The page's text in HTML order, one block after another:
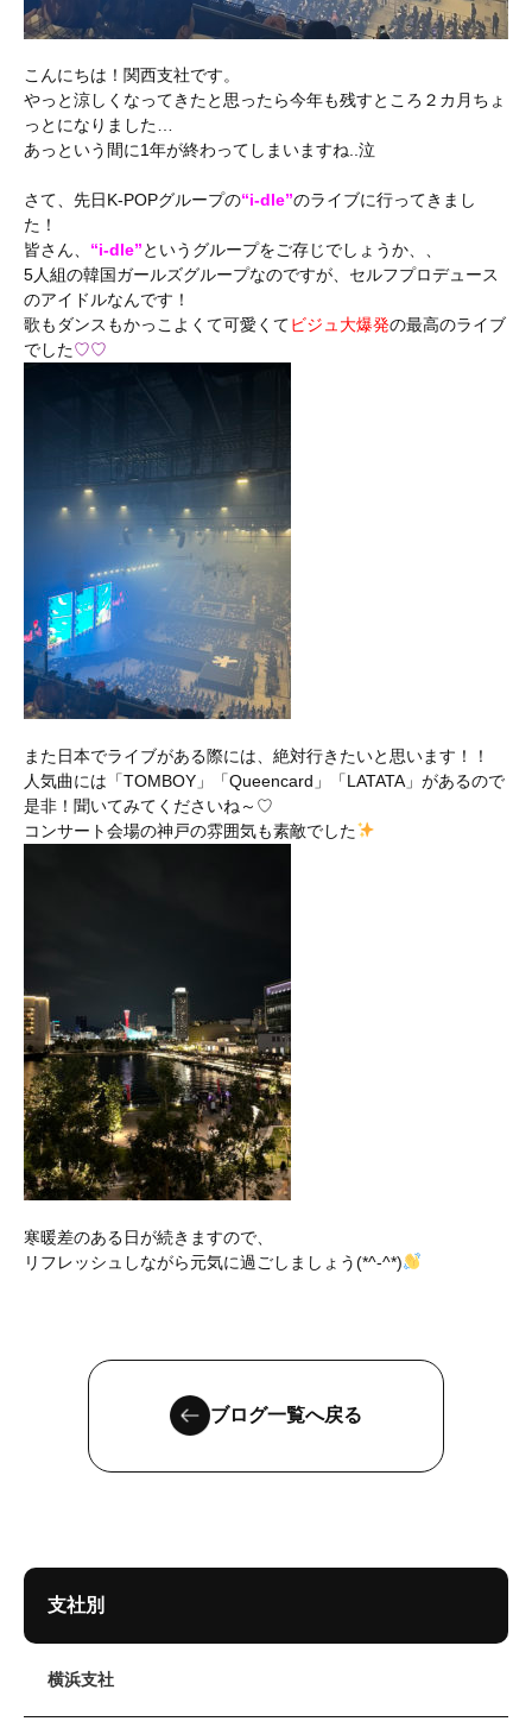
こんにちは！関西支社です。
やっと涼しくなってきたと思ったら今年も残すところ２カ月ちょ
っとになりました…
あっという間に1年が終わってしまいますね..泣
さて、先日K-POPグループの“i-dle”のライブに行ってきまし
た！
皆さん、 “i-dle”というグループをご存じでしょうか、、
5人組の韓国ガールズグループなのですが、セルフプロデュース
のアイドルなんです！
歌もダンスもかっこよくて可愛くてビジュ大爆発の最高のライブ
でした♡♡
また日本でライブがある際には、絶対行きたいと思います！！
人気曲には「TOMBOY」「Queencard」「LATATA」があるので
是非！聞いてみてくださいね～♡
コンサート会場の神戸の雰囲気も素敵でした
寒暖差のある日が続きますので、
リフレッシュしながら元気に過ごしましょう(*^-^*)
ブログ一覧へ戻る
支社別
横浜支社